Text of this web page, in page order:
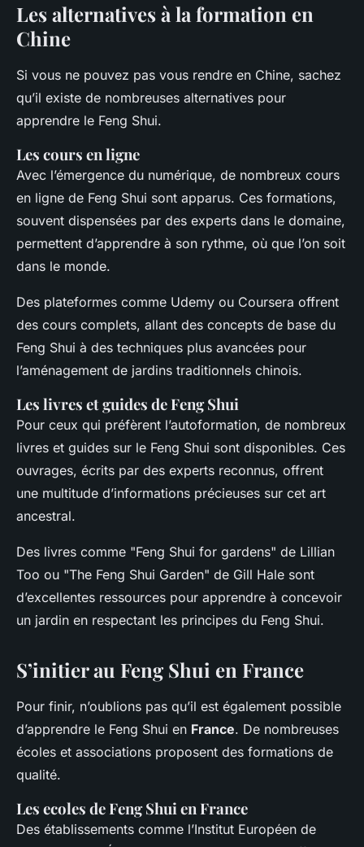
Les alternatives à la formation en
Chine
Si vous ne pouvez pas vous rendre en Chine, sachez
qu’il existe de nombreuses alternatives pour
apprendre le Feng Shui.
Les cours en ligne
Avec l’émergence du numérique, de nombreux cours
en ligne de Feng Shui sont apparus. Ces formations,
souvent dispensées par des experts dans le domaine,
permettent d’apprendre à son rythme, où que l’on soit
dans le monde.
Des plateformes comme Udemy ou Coursera offrent
des cours complets, allant des concepts de base du
Feng Shui à des techniques plus avancées pour
l’aménagement de jardins traditionnels chinois.
Les livres et guides de Feng Shui
Pour ceux qui préfèrent l’autoformation, de nombreux
livres et guides sur le Feng Shui sont disponibles. Ces
ouvrages, écrits par des experts reconnus, offrent
une multitude d’informations précieuses sur cet art
ancestral.
Des livres comme "Feng Shui for gardens" de Lillian
Too ou "The Feng Shui Garden" de Gill Hale sont
d’excellentes ressources pour apprendre à concevoir
un jardin en respectant les principes du Feng Shui.
S’initier au Feng Shui en France
Pour finir, n’oublions pas qu’il est également possible
d’apprendre le Feng Shui en France. De nombreuses
écoles et associations proposent des formations de
qualité.
Les ecoles de Feng Shui en France
Des établissements comme l’Institut Européen de